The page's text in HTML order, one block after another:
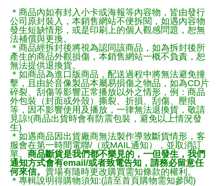
＊商品內如有封入小卡或海報等內容物，皆由發行
公司原封裝入，本銷售網站不便拆閱，如遇內容物
發生短缺情形，或是印刷上的個人觀感問題，恕無
法補償與更換。
＊商品經拆封後將視為認同該商品，如為拆封後所
產生的商品外觀損傷，本銷售網站一概不負責，恕
無法提供退換貨。
＊如商品為進口版商品，配送過程中將無法避免撞
擊，且由於音像製品本屬易損傷之物品，如為CD片
碎裂、刮傷等影響正常播放以外之情形，例：商品
外包裝（封面或外殼）撕裂、折損、刮傷、壓痕
等，因不影響使用及播放，一律無法退換貨，敬請
見諒!(商品出貨時會有防震包裝，避免以上情況發
生)
＊如遇商品因出貨廠商無法製作導致斷貨情形，客
服會在第一時間電聯/（或MAIL通知），並取消訂
單。 商品斷貨是我們都不樂見的，一但發生，我們
通知方式會有email/或者致電告知，請務必留意任
何來信。 賣場有隨時更改購買需知條款的權利。
＊專輯說明得購物須知:(請至首頁購物需知參閱)